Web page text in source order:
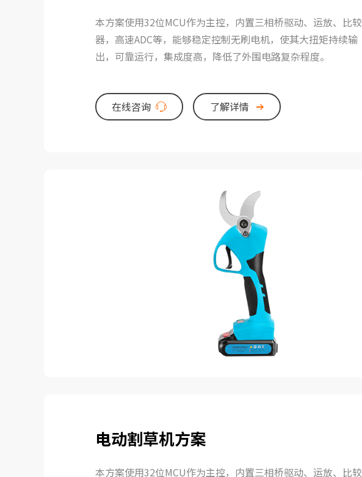
本方案使用32位MCU作为主控，内置三相桥驱动、运放、比较
器，高速ADC等，能够稳定控制无刷电机，使其大扭矩持续输
出，可靠运行，集成度高，降低了外围电路复杂程度。
在线咨询 了解详情
电动割草机方案
本方案使用32位MCU作为主控，内置三相桥驱动、运放、比较